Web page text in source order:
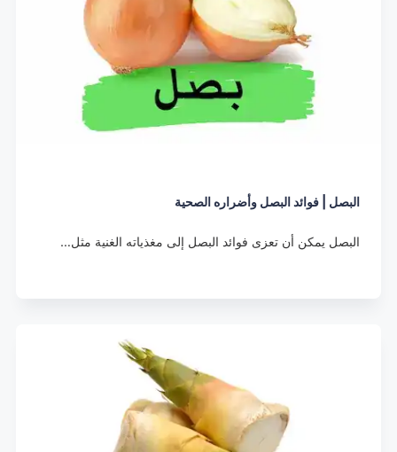
البصل | فوائد البصل وأضراره الصحية
البصل يمكن أن تعزى فوائد البصل إلى مغذياته الغنية مثل…